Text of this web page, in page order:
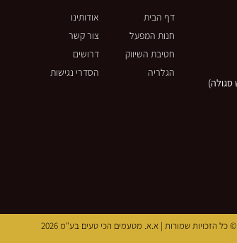
דף הבית
חנות המפעל
חטיבת השיווק
הגלריה
אודותינו
צור קשר
דרושים
הסדרי נגישות
© כל הזכויות שמורות | א.א. מטעמים הכי טעים בע"מ 2026